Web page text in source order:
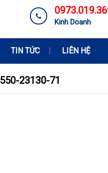
Kinh Doanh
TIN TỨC LIÊN HỆ
23130-71